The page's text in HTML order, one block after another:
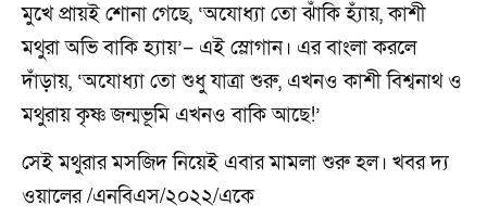
মুখে প্রায়ই শোনা গেছে, ‘অযোধ্যা তো ঝাঁকি হ্যাঁয়, কাশী
মথুরা অভি বাকি হ্যায়’– এই স্লোগান। এর বাংলা করলে
দাঁড়ায়, ‘অযোধ্যা তো শুধু যাত্রা শুরু, এখনও কাশী বিশ্বনাথ ও
মথুরায় কৃষ্ণ জন্মভূমি এখনও বাকি আছে!’
সেই মথুরার মসজিদ নিয়েই এবার মামলা শুরু হল। খবর দ্য
ওয়ালের /এনবিএস/২০২২/একে